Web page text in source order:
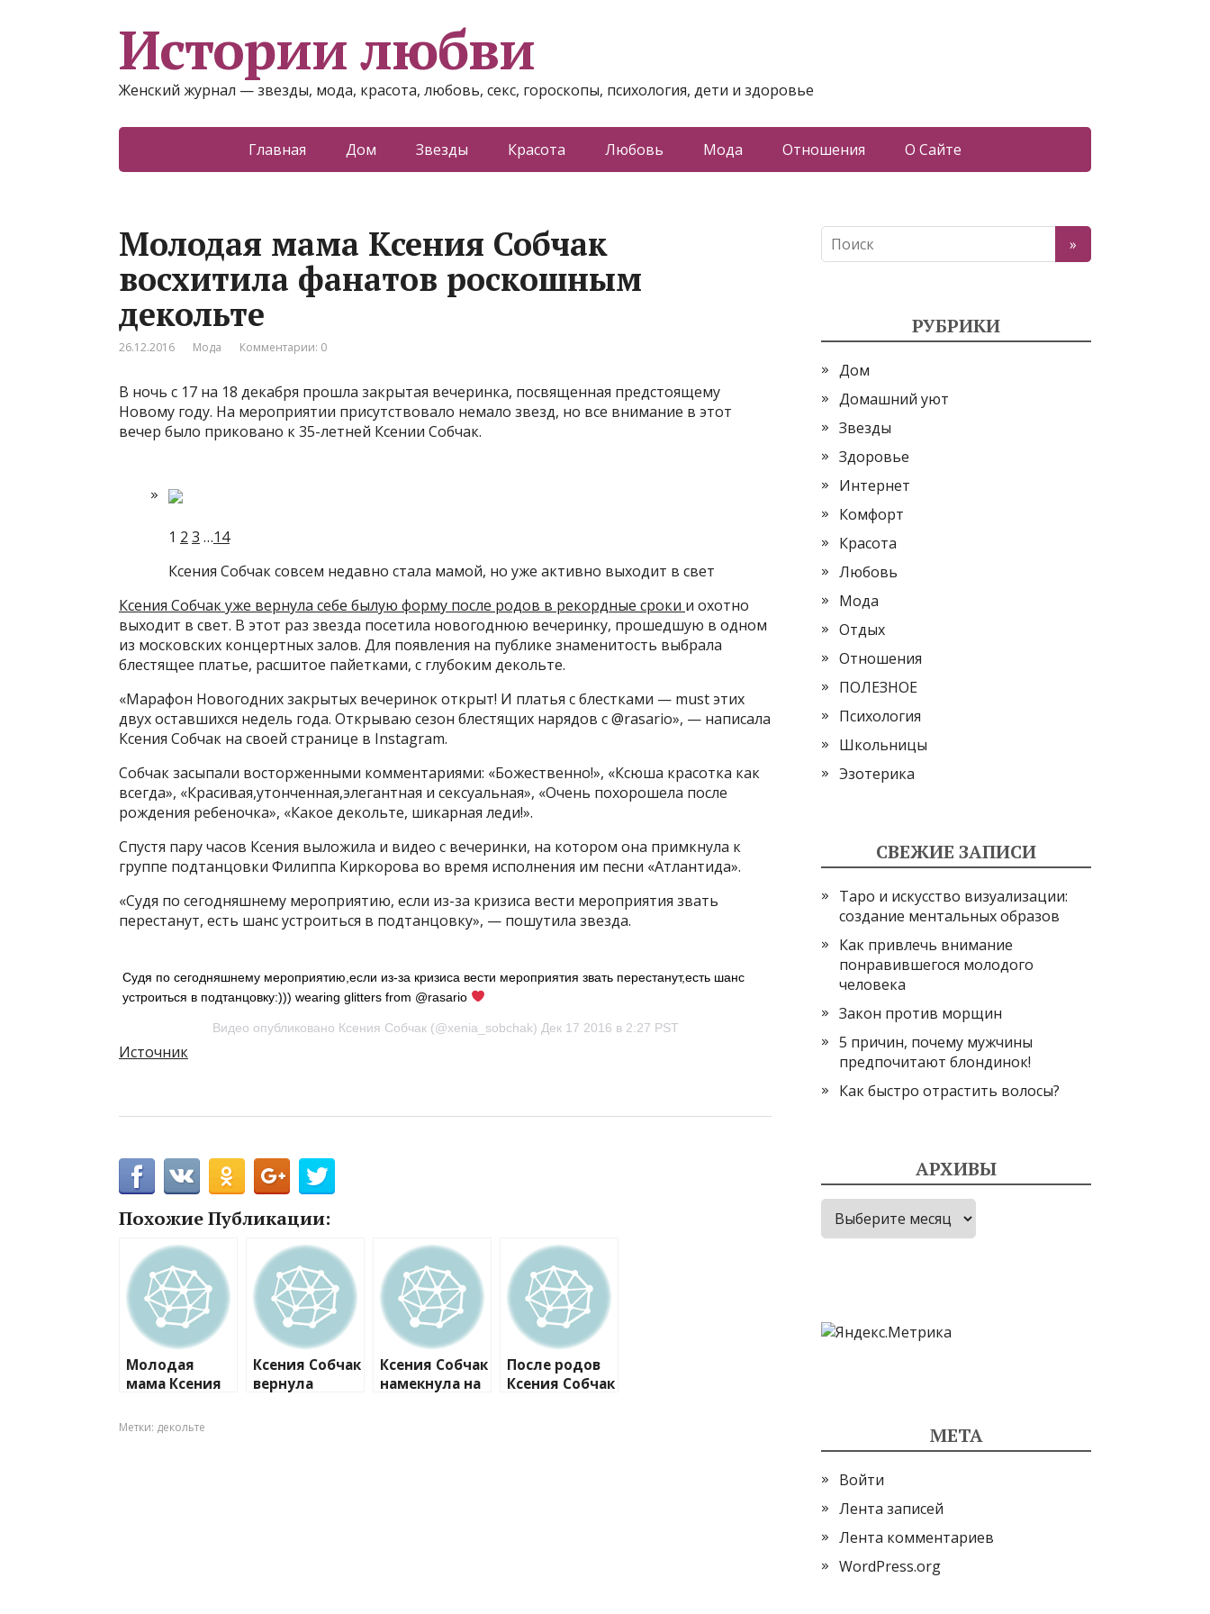
Истории любви
Женский журнал — звезды, мода, красота, любовь, секс, гороскопы, психология, дети и здоровье
Главная Дом Звезды Красота Любовь Мода Отношения О Сайте
Молодая мама Ксения Собчак
восхитила фанатов роскошным
декольте
26.12.2016 Мода Комментарии: 0
В ночь с 17 на 18 декабря прошла закрытая вечеринка, посвященная предстоящему
Новому году. На мероприятии присутствовало немало звезд, но все внимание в этот
вечер было приковано к 35-летней Ксении Собчак.
1 2 3 …14
Ксения Собчак совсем недавно стала мамой, но уже активно выходит в свет
Ксения Собчак уже вернула себе былую форму после родов в рекордные сроки и охотно
выходит в свет. В этот раз звезда посетила новогоднюю вечеринку, прошедшую в одном
из московских концертных залов. Для появления на публике знаменитость выбрала
блестящее платье, расшитое пайетками, с глубоким декольте.
«Марафон Новогодних закрытых вечеринок открыт! И платья с блестками — must этих
двух оставшихся недель года. Открываю сезон блестящих нарядов с @rasario», — написала
Ксения Собчак на своей странице в Instagram.
Собчак засыпали восторженными комментариями: «Божественно!», «Ксюша красотка как
всегда», «Красивая,утонченная,элегантная и сексуальная», «Очень похорошела после
рождения ребеночка», «Какое декольте, шикарная леди!».
Спустя пару часов Ксения выложила и видео с вечеринки, на котором она примкнула к
группе подтанцовки Филиппа Киркорова во время исполнения им песни «Атлантида».
«Судя по сегодняшнему мероприятию, если из-за кризиса вести мероприятия звать
перестанут, есть шанс устроиться в подтанцовку», — пошутила звезда.
Судя по сегодняшнему мероприятию,если из-за кризиса вести мероприятия звать перестанут,есть шанс
устроиться в подтанцовку:))) wearing glitters from @rasario
Видео опубликовано Ксения Собчак (@xenia_sobchak) Дек 17 2016 в 2:27 PST
Источник
Похожие Публикации:
Молодая
мама Ксения
публикует
Ксения Собчак
вернула
Ксения Собчак
намекнула на
После родов
Ксения Собчак
Метки: декольте
РУБРИКИ
Дом
Домашний уют
Звезды
Здоровье
Интернет
Комфорт
Красота
Любовь
Мода
Отдых
Отношения
ПОЛЕЗНОЕ
Психология
Школьницы
Эзотерика
СВЕЖИЕ ЗАПИСИ
Таро и искусство визуализации:
создание ментальных образов
Как привлечь внимание
понравившегося молодого
человека
Закон против морщин
5 причин, почему мужчины
предпочитают блондинок!
Как быстро отрастить волосы?
АРХИВЫ
Архивы
МЕТА
Войти
Лента записей
Лента комментариев
WordPress.org